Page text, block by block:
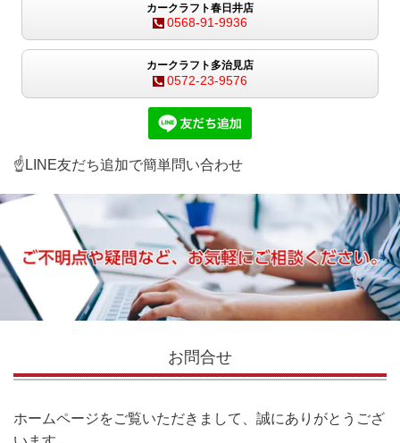
カークラフト春日井店
0568-91-9936
カークラフト多治見店
0572-23-9576
☝LINE友だち追加で簡単問い合わせ
お問合せ
ホームページをご覧いただきまして、誠にありがとうござ